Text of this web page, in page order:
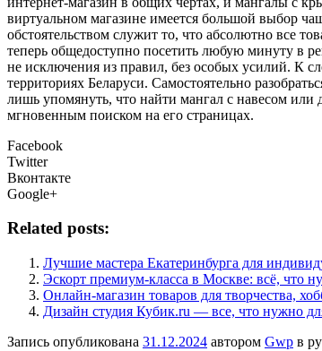
виртуальном магазине имеется большой выбор
обстоятельством служит то, что абсолютно все
теперь общедоступно посетить любую минуту в
не исключения из правил, без особых усилий. К
территориях Беларуси. Самостоятельно
лишь упомянуть, что найти мангал с навесом или
мгновенным поиском на его страницах.
Facebook
Twitter
Вконтакте
Google+
Related posts:
Лучшие мастера Екатеринбурга для
Эскорт премиум-класса в Москве: всё, что
Онлайн-магазин товаров для творчества,
Дизайн студия Кубик.ru — все, что нужно
Запись опубликована 31.12.2024 автором Gwp в